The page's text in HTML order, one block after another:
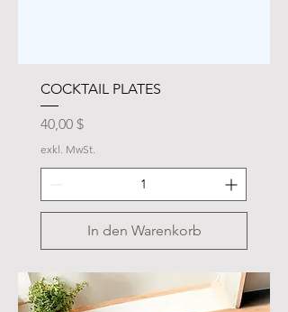
COCKTAIL PLATES
Preis
40,00 $
exkl. MwSt.
In den Warenkorb